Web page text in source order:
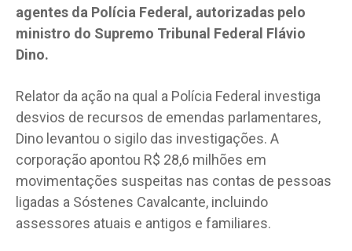
agentes da Polícia Federal, autorizadas pelo
ministro do Supremo Tribunal Federal Flávio
Dino.
Relator da ação na qual a Polícia Federal investiga
desvios de recursos de emendas parlamentares,
Dino levantou o sigilo das investigações. A
corporação apontou R$ 28,6 milhões em
movimentações suspeitas nas contas de pessoas
ligadas a Sóstenes Cavalcante, incluindo
assessores atuais e antigos e familiares.